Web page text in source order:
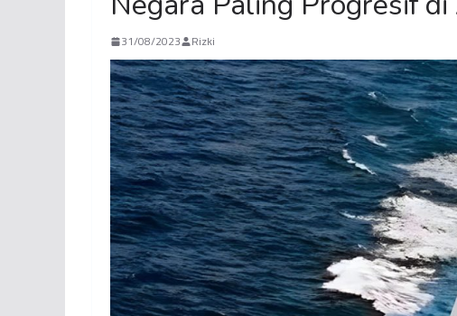
31/08/2023 Rizki